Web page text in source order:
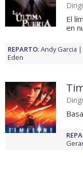
El
en
REPARTO: Andy Garcia
Eden